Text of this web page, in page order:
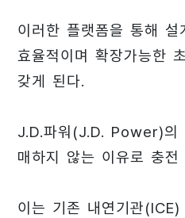
이러한 플랫폼을 통해
효율적이며 확장가능한
갖게 된다.
J.D.파워(J.D. Power)의
매하지 않는 이유로 충
이는 기존 내연기관